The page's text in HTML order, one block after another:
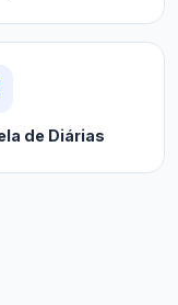
de Diárias